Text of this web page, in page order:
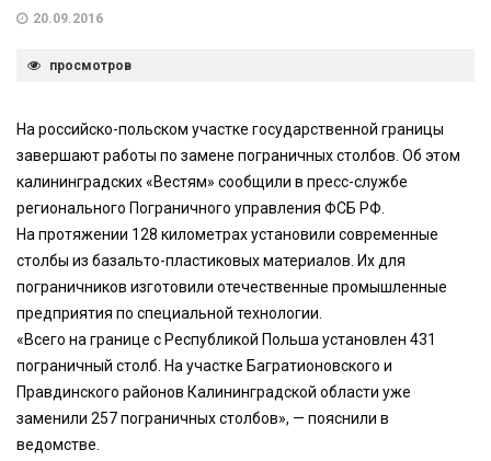
20.09.2016
просмотров
На российско-польском участке государственной границы
завершают работы по замене пограничных столбов. Об этом
калининградских «Вестям» сообщили в пресс-службе
регионального Пограничного управления ФСБ РФ.
На протяжении 128 километрах установили современные
столбы из базальто-пластиковых материалов. Их для
пограничников изготовили отечественные промышленные
предприятия по специальной технологии.
«Всего на границе с Республикой Польша установлен 431
пограничный столб. На участке Багратионовского и
Правдинского районов Калининградской области уже
заменили 257 пограничных столбов», — пояснили в
ведомстве.